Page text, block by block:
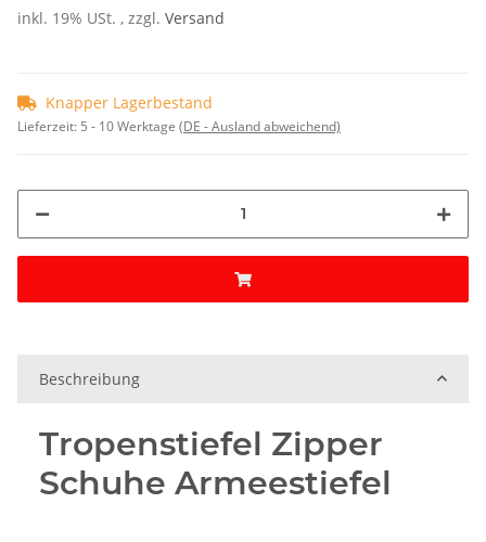
inkl. 19% USt. , zzgl. Versand
Knapper Lagerbestand
Lieferzeit: 5 - 10 Werktage (DE - Ausland abweichend)
Beschreibung
Tropenstiefel Zipper
Schuhe Armeestiefel